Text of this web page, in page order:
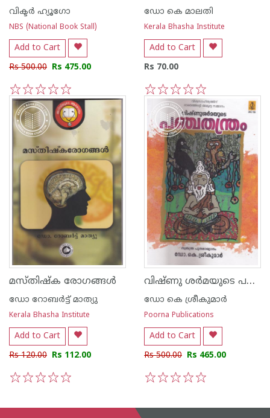
വിക്ടര്‍ ഹ്യൂഗോ
NBS (National Book Stall)
Add to Cart
Rs 500.00 Rs 475.00
5
4
3
2
1
ഡോ കെ മാലതി
Kerala Bhasha Institute
Add to Cart
Rs 70.00
5
4
3
2
മസ്തിഷ്ക രോഗങ്ങള്‍
ഡോ റോബര്‍ട്ട് മാത്യു
Kerala Bhasha Institute
Add to Cart
Rs 120.00 Rs 112.00
വിഷ്ണു ശര്‍മയുടെ പഞ്ചതന്ത്രം
ഡോ കെ ശ്രീകുമാര്‍
Poorna Publications
Add to Cart
Rs 500.00 Rs 465.00